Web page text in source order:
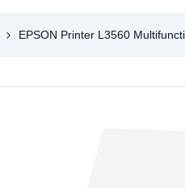
EPSON Printer L3560